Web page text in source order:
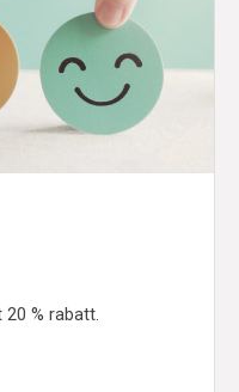
% rabatt.